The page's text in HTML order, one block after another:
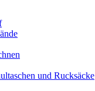
und Rucksäcke